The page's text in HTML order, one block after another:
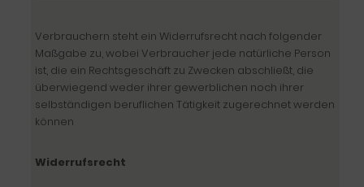
Verbrauchern steht ein Widerrufsrecht nach folgender
Maßgabe zu, wobei Verbraucher jede natürliche Person
ist, die ein Rechtsgeschäft zu Zwecken abschließt, die
überwiegend weder ihrer gewerblichen noch ihrer
selbständigen beruflichen Tätigkeit zugerechnet werden
können
Widerrufsrecht